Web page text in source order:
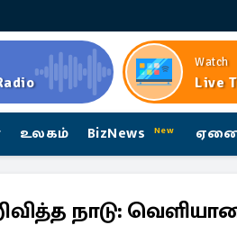
Watch
Live
உலகம் BizNews New
நாடு: